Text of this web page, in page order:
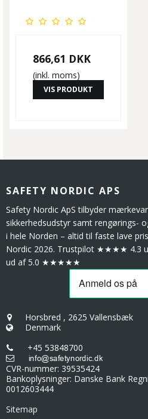
866,61 DKK
(inkl. moms)
VIS PRODUKT
SAFETY NORDIC APS
Safety Nordic ApS tilbyder
sikkerhedsudstyr samt rengørings-
i hele Norden – altid til faste lave
Nordic 2026. Trustpilot ★★★★ 4.3
ud af 5.0 ★★★★★
Horsbred , 2625 Vallensbæk
Denmark
+45 53848700
CVR-nummer: 39535424
Bankoplysninger: Danske Bank
0012603444
Sitemap